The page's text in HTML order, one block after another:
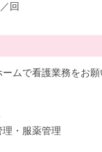
回
ムで看護業務をお願
理・服薬管理